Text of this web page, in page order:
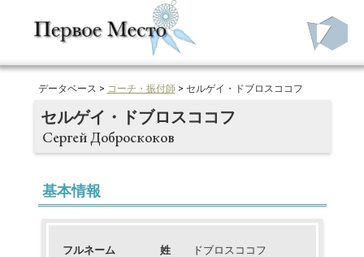
データベース > コーチ・振付師> セルゲイ・ドブロスココフ
セルゲイ・ドブロスココフ
Сергей Доброскоков
基本情報
フルネーム 姓
ドブロスココフ